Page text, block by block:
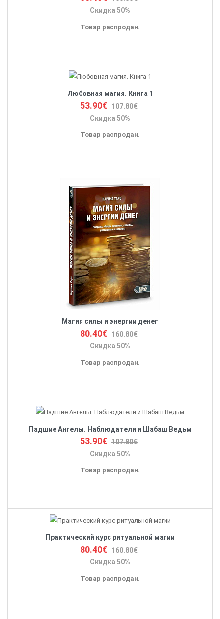
Скидка 50%
Товар распродан.
Любовная магия. Книга 1
53.90€ 107.80€
Скидка 50%
Товар распродан.
Магия силы и энергии денег
80.40€ 160.80€
Скидка 50%
Товар распродан.
Падшие Ангелы. Наблюдатели и Шабаш Ведьм
53.90€ 107.80€
Скидка 50%
Товар распродан.
Практический курс ритуальной магии
80.40€ 160.80€
Скидка 50%
Товар распродан.